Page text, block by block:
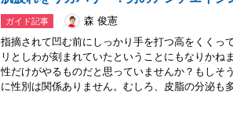
ガイド記事
森 俊憲
指摘されて凹む前にしっかり手を打つ高をくくっ
リとしわが刻まれていたということにもなりかね
性だけがやるものだと思っていませんか？もしそ
に性別は関係ありません。むしろ、皮脂の分泌も